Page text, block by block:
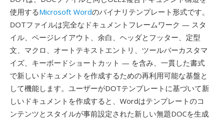
使用するMicrosoft Wordのバイナリテンプレート形式です。
DOTファイルは完全なドキュメントフレームワーク — スタ
イル、ページレイアウト、余白、ヘッダとフッター、定型
文、マクロ、オートテキストエントリ、ツールバーカスタマ
イズ、キーボードショートカット — を含み、一貫した書式
で新しいドキュメントを作成するための再利用可能な基盤と
して機能します。ユーザーがDOTテンプレートに基づいて新
しいドキュメントを作成すると、Wordはテンプレートのコ
ンテンツとスタイルが事前設定された新しい無題DOCを生成